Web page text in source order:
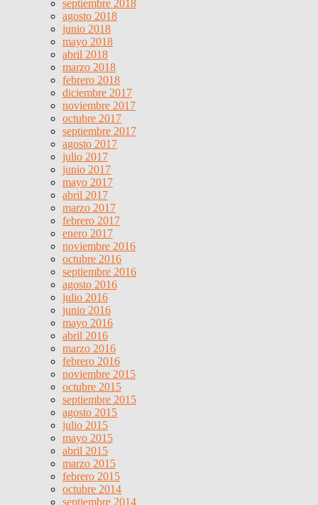
septiembre 2018
agosto 2018
junio 2018
mayo 2018
abril 2018
marzo 2018
febrero 2018
diciembre 2017
noviembre 2017
octubre 2017
septiembre 2017
agosto 2017
julio 2017
junio 2017
mayo 2017
abril 2017
marzo 2017
febrero 2017
enero 2017
noviembre 2016
octubre 2016
septiembre 2016
agosto 2016
julio 2016
junio 2016
mayo 2016
abril 2016
marzo 2016
febrero 2016
noviembre 2015
octubre 2015
septiembre 2015
agosto 2015
julio 2015
mayo 2015
abril 2015
marzo 2015
febrero 2015
octubre 2014
septiembre 2014